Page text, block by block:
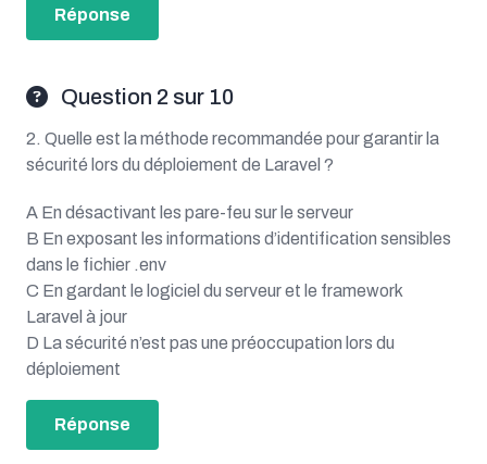
Réponse
Question 2 sur 10
2. Quelle est la méthode recommandée pour garantir la
sécurité lors du déploiement de Laravel ?
A En désactivant les pare-feu sur le serveur
B En exposant les informations d’identification sensibles
dans le fichier .env
C En gardant le logiciel du serveur et le framework
Laravel à jour
D La sécurité n’est pas une préoccupation lors du
déploiement
Réponse